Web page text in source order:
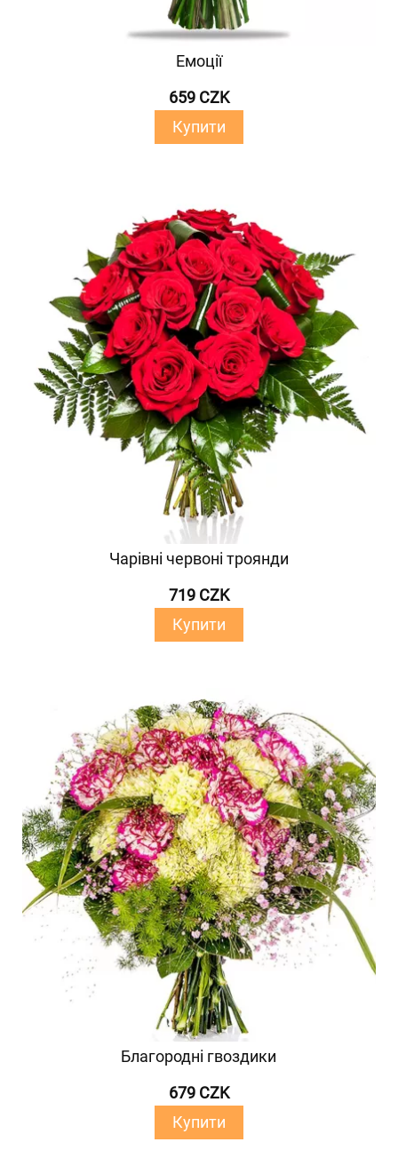
Емоції
659 CZK
Купити
Чарівні червоні троянди
719 CZK
Купити
Благородні гвоздики
679 CZK
Купити